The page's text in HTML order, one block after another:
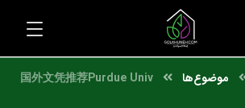
موضوع‌ها
国外文凭推荐Purdue Univ